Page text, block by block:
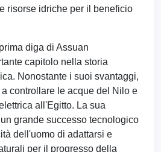
risorse idriche per il beneficio
diga di Assuan
capitolo nella storia
Nonostante i suoi svantaggi,
controllare le acque del Nilo e
all'Egitto. La sua
grande successo tecnologico
dell'uomo di adattarsi e
per il progresso della